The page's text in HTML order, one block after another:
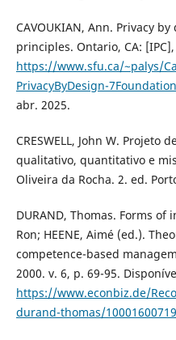
CAVOUKIAN, Ann. Privacy
principles. Ontario, CA:
https://www.sfu.ca/~palys/
PrivacyByDesign-
abr. 2025.
CRESWELL, John W. Projeto
qualitativo, quantitativo e
Oliveira da Rocha. 2. ed.
DURAND, Thomas. Forms of
Ron; HEENE, Aimé (ed.).
competence-based
2000. v. 6, p. 69-95.
https://www.econbiz.de/
durand-thomas/10001600719